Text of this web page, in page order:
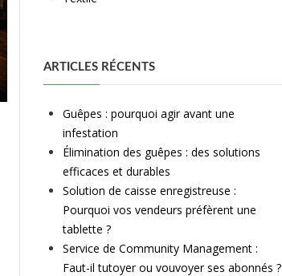
ARTICLES RÉCENTS
Guêpes : pourquoi agir avant une
infestation
Élimination des guêpes : des solutions
efficaces et durables
Solution de caisse enregistreuse :
Pourquoi vos vendeurs préfèrent une
tablette ?
Service de Community Management :
Faut-il tutoyer ou vouvoyer ses abonnés ?